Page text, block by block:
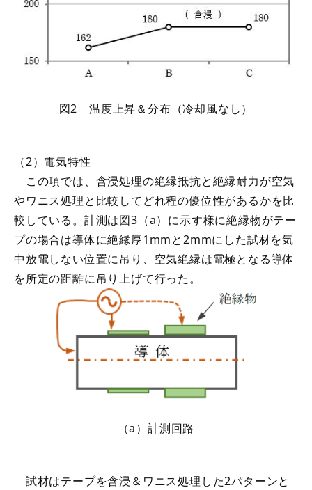
図2 温度上昇＆分布（冷却風なし）
（2）電気特性
この項では、含浸処理の絶縁抵抗と絶縁耐力が空気
やワニス処理と比較してどれ程の優位性があるかを比
較している。計測は図3（a）に示す様に絶縁物がテー
プの場合は導体に絶縁厚1mmと2mmにした試材を気
中放電しない位置に吊り、空気絶縁は電極となる導体
を所定の距離に吊り上げて行った。
（a）計測回路
試材はテープを含浸＆ワニス処理した2パターンと